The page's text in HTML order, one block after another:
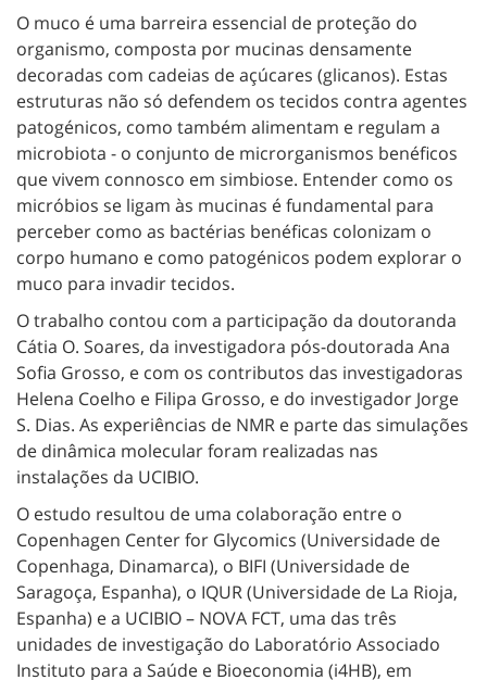
O muco é uma barreira essencial de proteção do
organismo, composta por mucinas densamente
decoradas com cadeias de açúcares (glicanos). Estas
estruturas não só defendem os tecidos contra agentes
patogénicos, como também alimentam e regulam a
microbiota - o conjunto de microrganismos benéficos
que vivem connosco em simbiose. Entender como os
micróbios se ligam às mucinas é fundamental para
perceber como as bactérias benéficas colonizam o
corpo humano e como patogénicos podem explorar o
muco para invadir tecidos.
O trabalho contou com a participação da doutoranda
Cátia O. Soares, da investigadora pós-doutorada Ana
Sofia Grosso, e com os contributos das investigadoras
Helena Coelho e Filipa Grosso, e do investigador Jorge
S. Dias. As experiências de NMR e parte das simulações
de dinâmica molecular foram realizadas nas
instalações da UCIBIO.
O estudo resultou de uma colaboração entre o
Copenhagen Center for Glycomics (Universidade de
Copenhaga, Dinamarca), o BIFI (Universidade de
Saragoça, Espanha), o IQUR (Universidade de La Rioja,
Espanha) e a UCIBIO – NOVA FCT, uma das três
unidades de investigação do Laboratório Associado
Instituto para a Saúde e Bioeconomia (i4HB), em